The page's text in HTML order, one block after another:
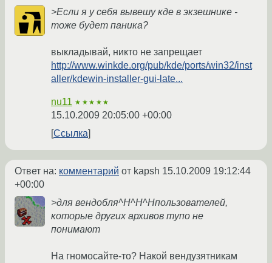
>Если я у себя вывешу кде в экзешнике -
тоже будет паника?
выкладывай, никто не запрещает
http://www.winkde.org/pub/kde/ports/win32/inst
aller/kdewin-installer-gui-late...
nu11 ★★★★★
15.10.2009 20:05:00 +00:00
Ссылка
Ответ на: комментарий от kapsh 15.10.2009 19:12:44
+00:00
>для вендобля^H^H^Hпользователей,
которые других архивов тупо не
понимают
На гномосайте-то? Накой вендузятникам